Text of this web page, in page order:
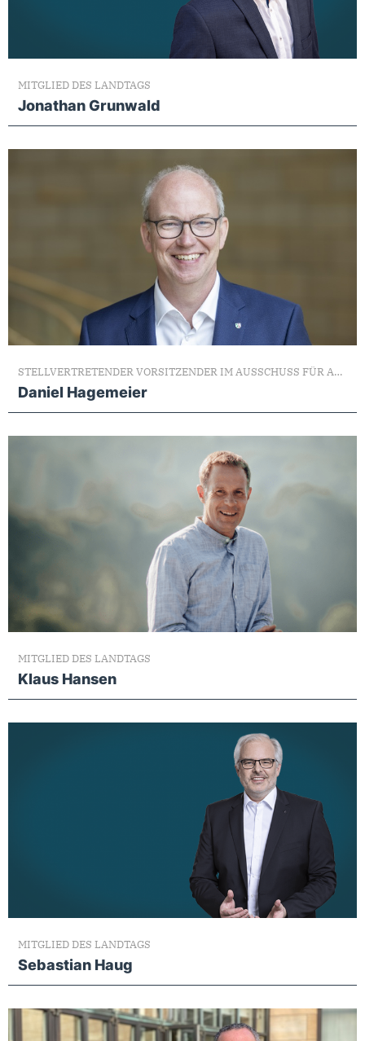
MITGLIED DES LANDTAGS
Jonathan Grunwald
STELLVERTRETENDER VORSITZENDER IM AUSSCHUSS FÜR ARBEIT, GESUNDHEIT UND SOZIALES
Daniel Hagemeier
MITGLIED DES LANDTAGS
Klaus Hansen
MITGLIED DES LANDTAGS
Sebastian Haug